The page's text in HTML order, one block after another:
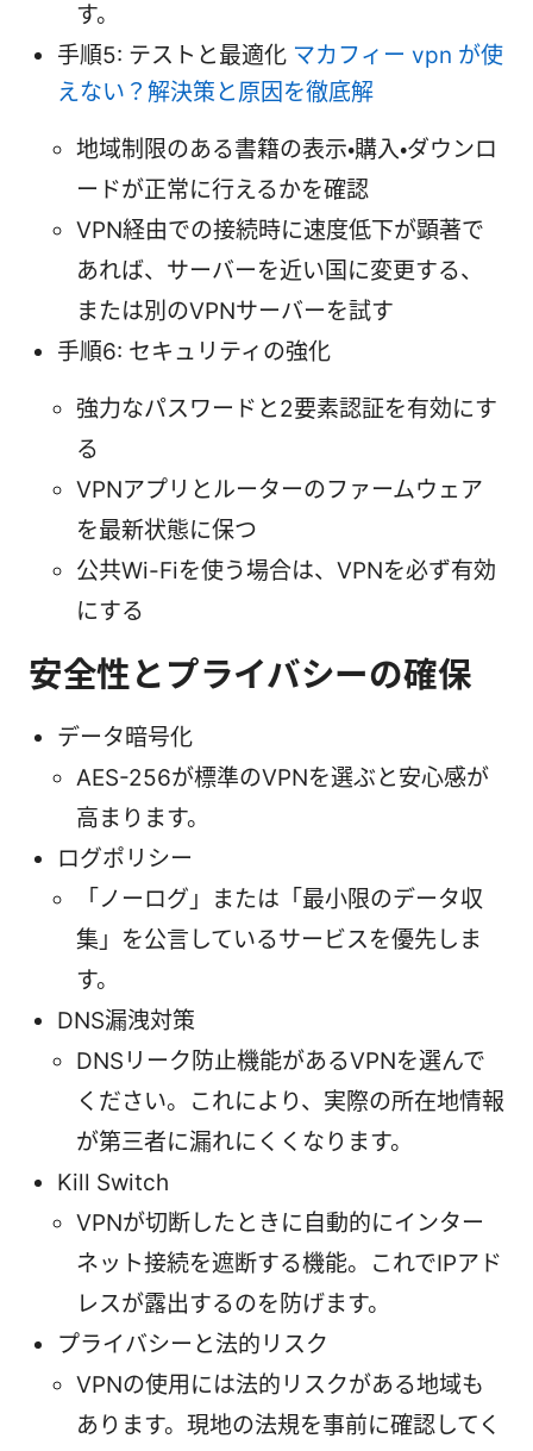
す。
手順5: テストと最適化 マカフィー vpn が使
えない？解決策と原因を徹底解
地域制限のある書籍の表示・購入・ダウンロ
ードが正常に行えるかを確認
VPN経由での接続時に速度低下が顕著で
あれば、サーバーを近い国に変更する、
または別のVPNサーバーを試す
手順6: セキュリティの強化
強力なパスワードと2要素認証を有効にす
る
VPNアプリとルーターのファームウェア
を最新状態に保つ
公共Wi-Fiを使う場合は、VPNを必ず有効
にする
安全性とプライバシーの確保
データ暗号化
AES-256が標準のVPNを選ぶと安心感が
高まります。
ログポリシー
「ノーログ」または「最小限のデータ収
集」を公言しているサービスを優先しま
す。
DNS漏洩対策
DNSリーク防止機能があるVPNを選んで
ください。これにより、実際の所在地情報
が第三者に漏れにくくなります。
Kill Switch
VPNが切断したときに自動的にインター
ネット接続を遮断する機能。これでIPアド
レスが露出するのを防げます。
プライバシーと法的リスク
VPNの使用には法的リスクがある地域も
あります。現地の法規を事前に確認してく